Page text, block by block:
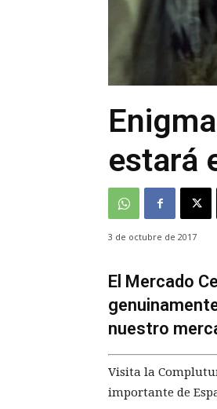
estará
3 de octubre de 2017
El Mercado
nuestro
Visita la
importante de